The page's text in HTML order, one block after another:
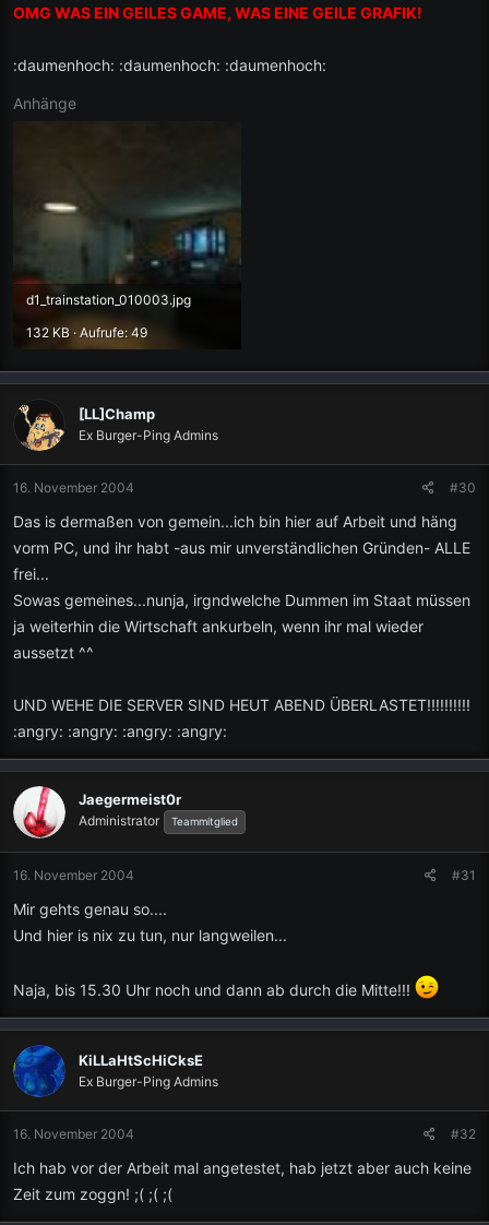
OMG WAS EIN GEILES GAME, WAS EINE GEILE GRAFIK!
:daumenhoch: :daumenhoch: :daumenhoch:
Anhänge
d1_trainstation_010003.jpg
132 KB · Aufrufe: 49
[LL]Champ
Ex Burger-Ping Admins
16. November 2004 #30
Das is dermaßen von gemein...ich bin hier auf Arbeit und häng
vorm PC, und ihr habt -aus mir unverständlichen Gründen- ALLE
frei...
Sowas gemeines...nunja, irgndwelche Dummen im Staat müssen
ja weiterhin die Wirtschaft ankurbeln, wenn ihr mal wieder
aussetzt ^^
UND WEHE DIE SERVER SIND HEUT ABEND ÜBERLASTET!!!!!!!!!!
:angry: :angry: :angry: :angry:
Jaegermeist0r
Administrator Teammitglied
16. November 2004 #31
Mir gehts genau so....
Und hier is nix zu tun, nur langweilen...
Naja, bis 15.30 Uhr noch und dann ab durch die Mitte!!!
KiLLaHtScHiCksE
Ex Burger-Ping Admins
16. November 2004 #32
Ich hab vor der Arbeit mal angetestet, hab jetzt aber auch keine
Zeit zum zoggn! ;( ;( ;(